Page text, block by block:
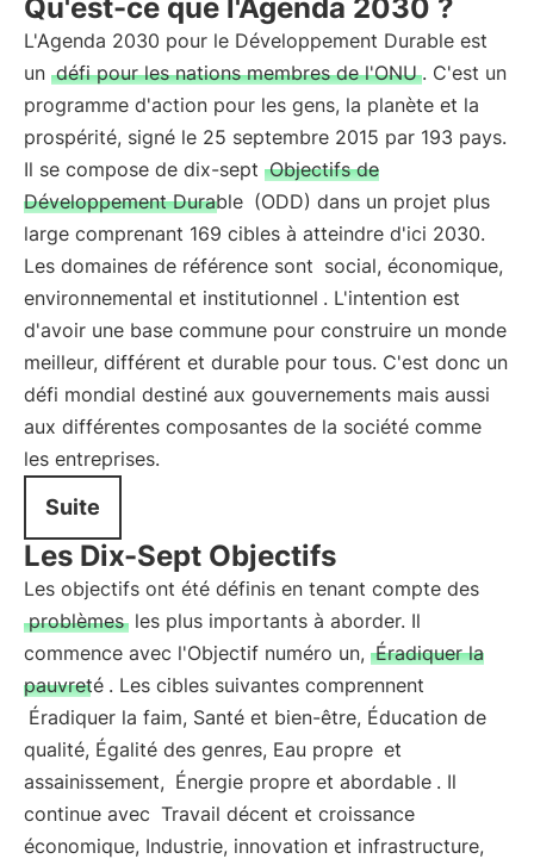
Qu'est-ce que l'Agenda 2030 ?
L'Agenda 2030 pour le Développement Durable est
un défi pour les nations membres de l'ONU . C'est un
programme d'action pour les gens, la planète et la
prospérité, signé le 25 septembre 2015 par 193 pays.
Il se compose de dix-sept Objectifs de
Développement Durable (ODD) dans un projet plus
large comprenant 169 cibles à atteindre d'ici 2030.
Les domaines de référence sont social, économique,
environnemental et institutionnel . L'intention est
d'avoir une base commune pour construire un monde
meilleur, différent et durable pour tous. C'est donc un
défi mondial destiné aux gouvernements mais aussi
aux différentes composantes de la société comme
les entreprises.
Suite
Les Dix-Sept Objectifs
Les objectifs ont été définis en tenant compte des
problèmes les plus importants à aborder. Il
commence avec l'Objectif numéro un, Éradiquer la
pauvreté . Les cibles suivantes comprennent
Éradiquer la faim, Santé et bien-être, Éducation de
qualité, Égalité des genres, Eau propre et
assainissement, Énergie propre et abordable . Il
continue avec Travail décent et croissance
économique, Industrie, innovation et infrastructure,